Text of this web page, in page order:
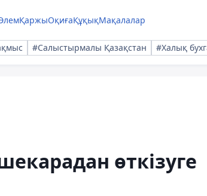
ҚаржыОқиғаҚұқықМақалалар
#Салыстырмалы Қазақстан #Халық
өткізуге